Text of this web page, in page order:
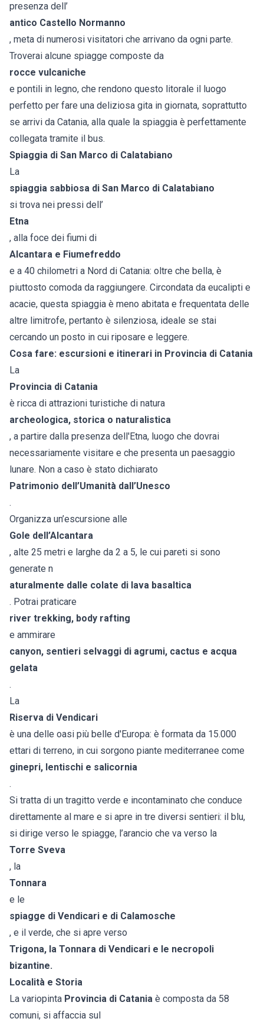
presenza dell’
antico Castello Normanno
, meta di numerosi visitatori che arrivano da ogni parte.
Troverai alcune spiagge composte da
rocce vulcaniche
e pontili in legno, che rendono questo litorale il luogo
perfetto per fare una deliziosa gita in giornata, soprattutto
se arrivi da Catania, alla quale la spiaggia è perfettamente
collegata tramite il bus.
Spiaggia di San Marco di Calatabiano
La
spiaggia sabbiosa di San Marco di Calatabiano
si trova nei pressi dell’
Etna
, alla foce dei fiumi di
Alcantara e Fiumefreddo
e a 40 chilometri a Nord di Catania: oltre che bella, è
piuttosto comoda da raggiungere. Circondata da eucalipti e
acacie, questa spiaggia è meno abitata e frequentata delle
altre limitrofe, pertanto è silenziosa, ideale se stai
cercando un posto in cui riposare e leggere.
Cosa fare: escursioni e itinerari in Provincia di Catania
La
Provincia di Catania
è ricca di attrazioni turistiche di natura
archeologica, storica o naturalistica
, a partire dalla presenza dell'Etna, luogo che dovrai
necessariamente visitare e che presenta un paesaggio
lunare. Non a caso è stato dichiarato
Patrimonio dell’Umanità dall’Unesco
.
Organizza un’escursione alle
Gole dell’Alcantara
, alte 25 metri e larghe da 2 a 5, le cui pareti si sono
generate n
aturalmente dalle colate di lava basaltica
. Potrai praticare
river trekking, body rafting
e ammirare
canyon, sentieri selvaggi di agrumi, cactus e acqua
gelata
.
La
Riserva di Vendicari
è una delle oasi più belle d'Europa: è formata da 15.000
ettari di terreno, in cui sorgono piante mediterranee come
ginepri, lentischi e salicornia
.
Si tratta di un tragitto verde e incontaminato che conduce
direttamente al mare e si apre in tre diversi sentieri: il blu,
si dirige verso le spiagge, l’arancio che va verso la
Torre Sveva
, la
Tonnara
e le
spiagge di Vendicari e di Calamosche
, e il verde, che si apre verso
Trigona, la Tonnara di Vendicari e le necropoli
bizantine.
Località e Storia
La variopinta Provincia di Catania è composta da 58
comuni, si affaccia sul